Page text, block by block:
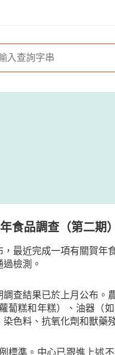
食品調查（第二期
最近完成一項有關賀年
檢測。
查結果已於上月公布。
蔔糕和年糕）、油器（
色料、抗氧化劑和獸藥
標準。中心已跟進上述